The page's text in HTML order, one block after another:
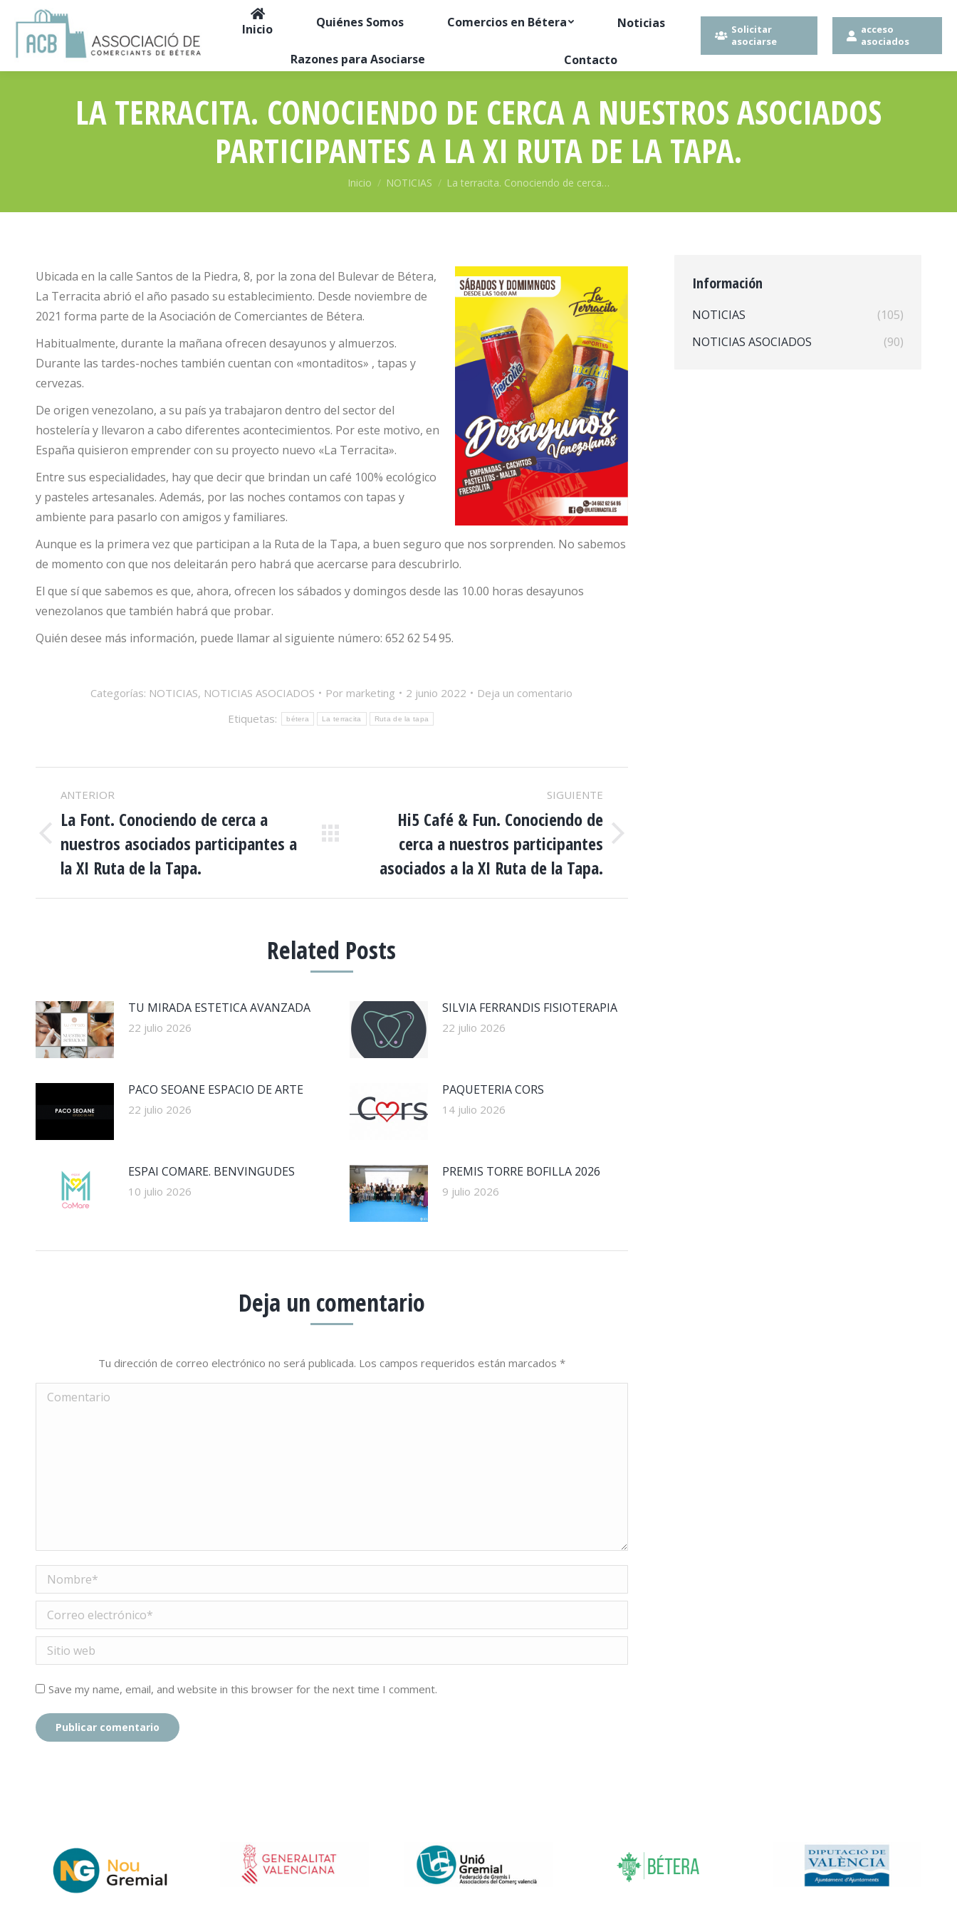
Inicio Quiénes Somos Comercios en Bétera Noticias
Razones para Asociarse Contacto
Solicitar
asociarse
acceso
asociados
LA TERRACITA. CONOCIENDO DE CERCA A NUESTROS ASOCIADOS
PARTICIPANTES A LA XI RUTA DE LA TAPA.
Estás aquí:
Inicio NOTICIAS La terracita. Conociendo de cerca…
Ubicada en la calle Santos de la Piedra, 8, por la zona del Bulevar de Bétera,
La Terracita abrió el año pasado su establecimiento. Desde noviembre de
2021 forma parte de la Asociación de Comerciantes de Bétera.
Habitualmente, durante la mañana ofrecen desayunos y almuerzos.
Durante las tardes-noches también cuentan con «montaditos» , tapas y
cervezas.
De origen venezolano, a su país ya trabajaron dentro del sector del
hostelería y llevaron a cabo diferentes acontecimientos. Por este motivo, en
España quisieron emprender con su proyecto nuevo «La Terracita».
Entre sus especialidades, hay que decir que brindan un café 100% ecológico
y pasteles artesanales. Además, por las noches contamos con tapas y
ambiente para pasarlo con amigos y familiares.
Aunque es la primera vez que participan a la Ruta de la Tapa, a buen seguro que nos sorprenden. No sabemos
de momento con que nos deleitarán pero habrá que acercarse para descubrirlo.
El que sí que sabemos es que, ahora, ofrecen los sábados y domingos desde las 10.00 horas desayunos
venezolanos que también habrá que probar.
Quién desee más información, puede llamar al siguiente número: 652 62 54 95.
Categorías: NOTICIAS, NOTICIAS ASOCIADOS Por marketing 2 junio 2022
Deja un comentario
Etiquetas:
bétera La terracita Ruta de la tapa
NAVEGACIÓN
ENTRE
PUBLICACIONES
ANTERIOR
Publicación
anterior:
La Font. Conociendo de cerca a
nuestros asociados participantes a
la XI Ruta de la Tapa.
SIGUIENTE
Publicación
siguiente:
Hi5 Café & Fun. Conociendo de
cerca a nuestros participantes
asociados a la XI Ruta de la Tapa.
Related Posts
TU MIRADA ESTETICA AVANZADA
22 julio 2026
SILVIA FERRANDIS FISIOTERAPIA
22 julio 2026
PACO SEOANE ESPACIO DE ARTE
22 julio 2026
PAQUETERIA CORS
14 julio 2026
ESPAI COMARE. BENVINGUDES
10 julio 2026
PREMIS TORRE BOFILLA 2026
9 julio 2026
Deja un comentario
Tu dirección de correo electrónico no será publicada. Los campos requeridos están marcados *
Comentario
Nombre *
Correo electrónico *
Sitio web
Save my name, email, and website in this browser for the next time I comment.
Publicar comentario
Información
NOTICIAS
(105)
NOTICIAS ASOCIADOS
(90)